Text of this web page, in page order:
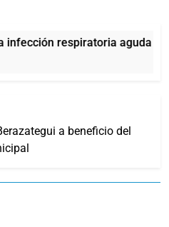
respiratoria aguda en
a beneficio del